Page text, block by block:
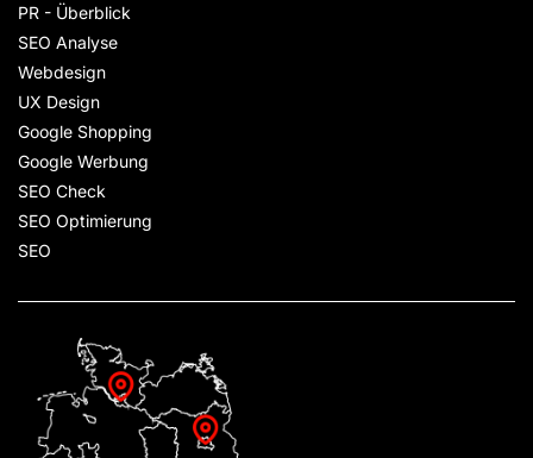
PR - Überblick
SEO Analyse
Webdesign
UX Design
Google Shopping
Google Werbung
SEO Check
SEO Optimierung
SEO